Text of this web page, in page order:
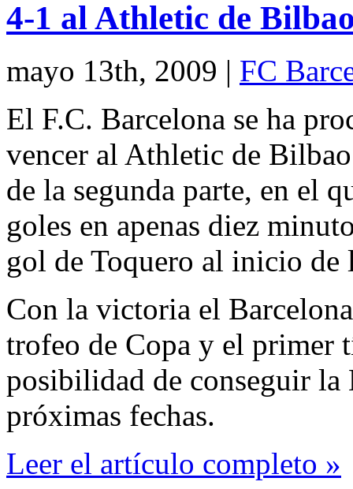
4-1 al Athletic de
mayo 13th, 2009 | FC
El F.C. Barcelona se ha
vencer al Athletic de
de la segunda parte, en el
goles en apenas diez
gol de Toquero al inicio de
Con la victoria el
trofeo de Copa y el primer
posibilidad de conseguir
próximas fechas.
Leer el artículo completo »